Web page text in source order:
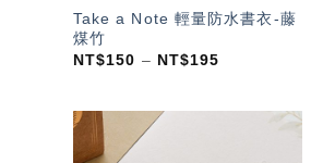
Take a Note 輕量防水書衣-藤
煤竹
NT$150 – NT$195